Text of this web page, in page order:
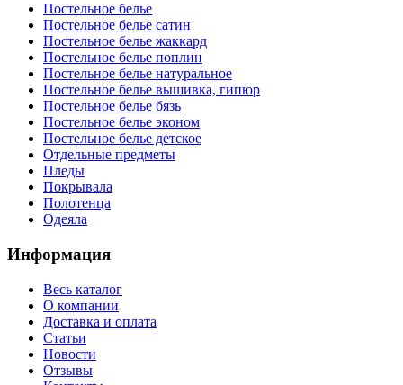
Постельное белье
Постельное белье сатин
Постельное белье жаккард
Постельное белье поплин
Постельное белье натуральное
Постельное белье вышивка, гипюр
Постельное белье бязь
Постельное белье эконом
Постельное белье детское
Отдельные предметы
Пледы
Покрывала
Полотенца
Одеяла
Информация
Весь каталог
О компании
Доставка и оплата
Статьи
Новости
Отзывы